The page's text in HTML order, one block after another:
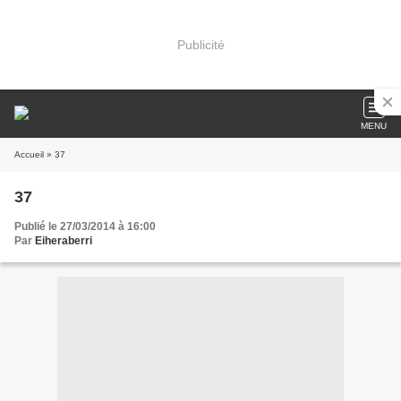
Publicité
MENU
Accueil » 37
37
Publié le 27/03/2014 à 16:00
Par Eiheraberri